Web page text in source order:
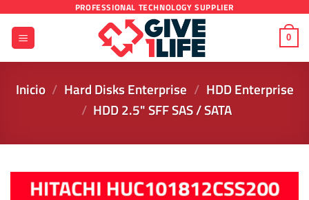
contenido
PROFESSIONAL TECHNOLOGY SUPPLIER
0
Inicio / Hard Disks Enterprise / HDD Enterprise
/ HDD 2.5" SFF SAS / SATA